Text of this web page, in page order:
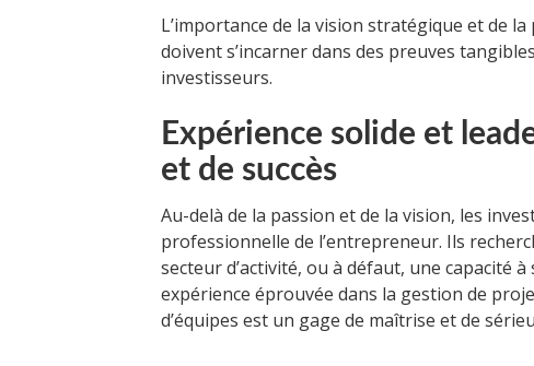
L’importance de la vision stratégique et de
doivent s’incarner dans des preuves
investisseurs.
Expérience solide et
et de succès
Au-delà de la passion et de la vision, les
professionnelle de l’entrepreneur. Ils
secteur d’activité, ou à défaut, une capacité
expérience éprouvée dans la gestion de
d’équipes est un gage de maîtrise et de